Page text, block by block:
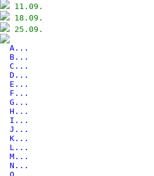
11.09.
18.09.
25.09.
A...
B...
C...
D...
E...
F...
G...
H...
I...
J...
K...
L...
M...
N...